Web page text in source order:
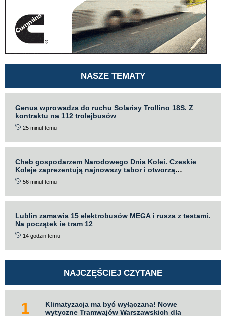
NASZE TEMATY
Genua wprowadza do ruchu Solarisy Trollino 18S. Z
kontraktu na 112 trolejbusów
25 minut temu
Cheb gospodarzem Narodowego Dnia Kolei. Czeskie
Koleje zaprezentują najnowszy tabor i otworzą
nowoczesną halę
56 minut temu
Lublin zamawia 15 elektrobusów MEGA i rusza z testami.
Na początek ie tram 12
14 godzin temu
NAJCZĘŚCIEJ CZYTANE
Klimatyzacja ma być wyłączana! Nowe
wytyczne Tramwajów Warszawskich dla